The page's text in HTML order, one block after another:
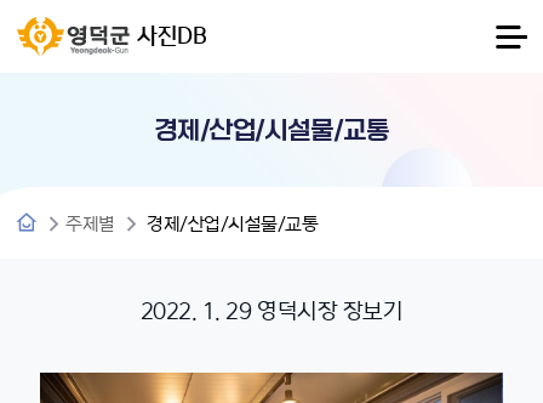
사진DB
경제/산업/시설물/교통
주제별 경제/산업/시설물/교통
2022. 1. 29 영덕시장 장보기